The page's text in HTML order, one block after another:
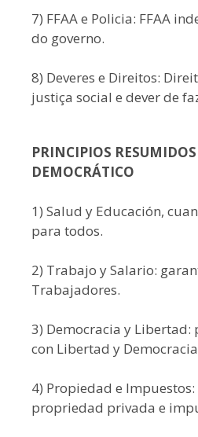
7) FFAA e Policia: FFAA
do governo.
8) Deveres e Direitos:
justiça social e dever de
PRINCIPIOS
DEMOCRÁTICO
1) Salud y Educación,
para todos.
2) Trabajo y Salario:
Trabajadores.
3) Democracia y
con Libertad y
4) Propiedad e
propriedad privada e